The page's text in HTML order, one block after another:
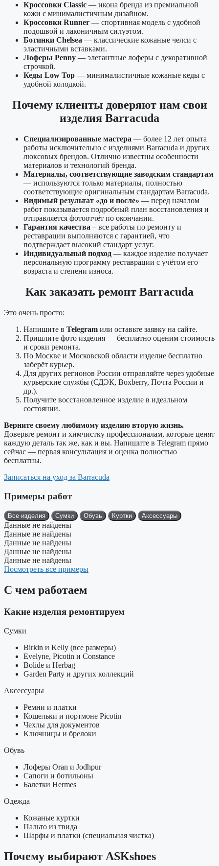
Кроссовки Classic — икона бренда из премиальной
кожи с минималистичным дизайном.
Кроссовки Runner — спортивная модель с удобной
подошвой и лаконичным силуэтом.
Ботинки Chelsea — классические кожаные челси с
эластичными вставками.
Лоферы Penny — элегантные лоферы с декоративной
строчкой.
Кеды Low Top — минималистичные кожаные кеды с
удобной колодкой.
Почему клиенты доверяют нам свои
изделия Barracuda
Специализированные мастера — более 12 лет опыта
работы исключительно с изделиями Barracuda и других
люксовых брендов. Отлично известны особенности
материалов и технологий бренда.
Материалы, соответствующие заводским стандартам
— используются только материалы, полностью
соответствующие оригинальным стандартам Barracuda.
Видимый результат «до и после» — перед началом
работ показывается подробный план восстановления и
отправляется фотоотчёт по окончании.
Гарантия качества – все работы по ремонту и
реставрации выполняются с гарантией, что
подтверждает высокий стандарт услуг.
Индивидуальный подход — каждое изделие получает
персональную программу реставрации с учётом его
возраста и степени износа.
Как заказать ремонт Barracuda
Это очень просто:
Напишите в Telegram или оставьте заявку на сайте.
Пришлите фото изделия — бесплатно оценим стоимость
и сроки ремонта.
По Москве и Московской области изделие бесплатно
заберёт курьер.
Для других регионов России отправляйте через удобные
курьерские службы (СДЭК, Boxberry, Почта России и
др.).
Получите восстановленное изделие в идеальном
состоянии.
Верните своему любимому изделию вторую жизнь.
Доверьте ремонт и химчистку профессионалам, которые ценят
каждую деталь так же, как и вы. Напишите в Telegram прямо
сейчас — первая консультация и оценка полностью
бесплатны.
Записаться на уход за Barracuda
Примеры работ
Все изделия Сумки Обувь Куртки Аксессуары
Данные не найдены
Данные не найдены
Данные не найдены
Данные не найдены
Данные не найдены
Посмотреть все примеры
С чем работаем
Какие изделия ремонтируем
Сумки
Birkin и Kelly (все размеры)
Evelyne, Picotin и Constance
Bolide и Herbag
Garden Party и других коллекций
Аксессуары
Ремни и платки
Кошельки и портмоне Picotin
Чехлы для документов
Ключницы и брелоки
Обувь
Лоферы Oran и Jodhpur
Сапоги и ботильоны
Балетки Hermes
Одежда
Кожаные куртки
Пальто из твида
Шарфы и платки (специальная чистка)
Почему выбирают ASKshoes